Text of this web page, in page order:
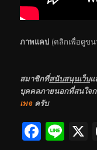
ภาพแคป (คลิกเพื่อดูขน
สมาชิกที่สนับสนุนเว็บแ
บุคคลภายนอกที่สนใจ
เพจครับ